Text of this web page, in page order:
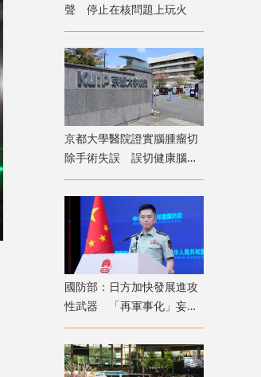
聲 停止在核問題上玩火
京都大學醫院證實腦腫瘤切
除手術失誤 誤切健康腦組
織致病患無法自主呼吸
國防部：日方加快發展進攻
性武器 「再軍事化」妄動
是地區和平穩定真正威脅